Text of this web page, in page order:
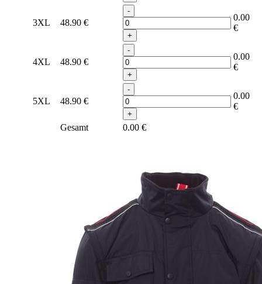
3XL 48.90 €
-
+
0.00
€
4XL 48.90 €
-
+
0.00
€
5XL 48.90 €
-
+
0.00
€
Gesamt 0.00 €